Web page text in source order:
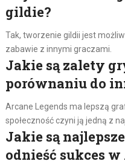
gildie?
Tak, tworzenie gildii jest
zabawie z innymi graczami.
Jakie są zalety
porównaniu do
Arcane Legends ma lepszą
społeczność czyni ją jedną z
Jakie są
odnieść sukces w